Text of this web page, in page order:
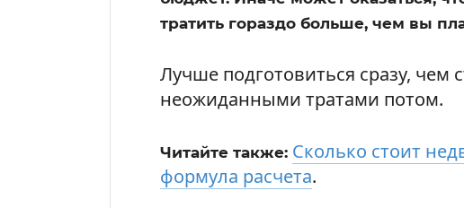
тратить гораздо больше, чем вы
Лучше подготовиться сразу, чем
неожиданными тратами потом.
Читайте также: Сколько стоит
формула расчета.